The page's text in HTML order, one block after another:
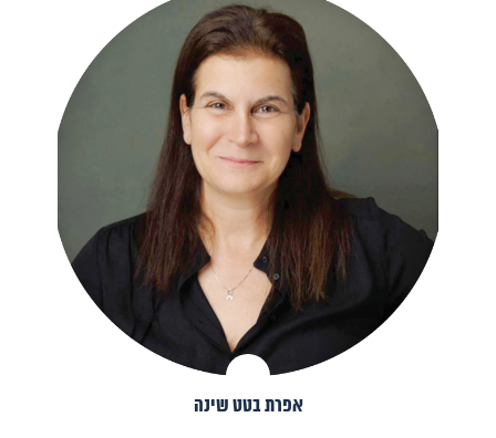
אפרת בטט שינה